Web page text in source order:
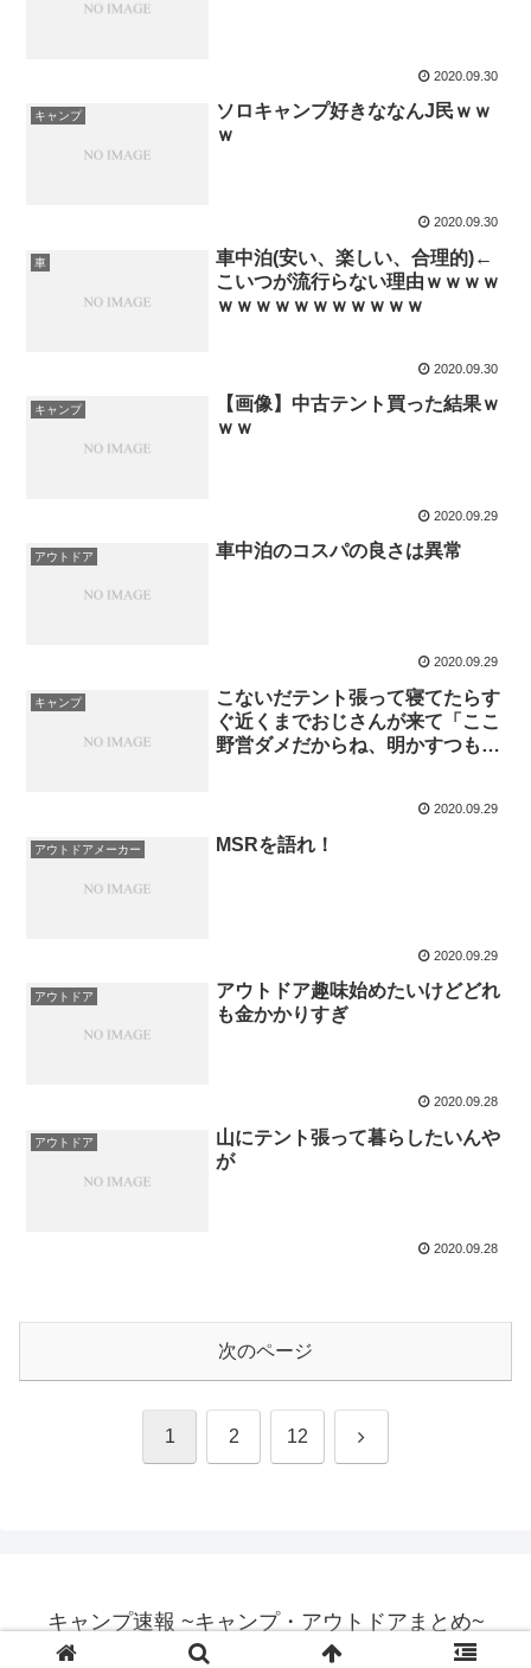
2020.09.30
キャンプ
ソロキャンプ好きななんJ民ｗｗ
ｗ
2020.09.30
車
車中泊(安い、楽しい、合理的)←
こいつが流行らない理由ｗｗｗｗ
ｗｗｗｗｗｗｗｗｗｗｗ
2020.09.30
キャンプ
【画像】中古テント買った結果ｗ
ｗｗ
2020.09.29
アウトドア 車中泊のコスパの良さは異常
2020.09.29
キャンプ
こないだテント張って寝てたらす
ぐ近くまでおじさんが来て「ここ
野営ダメだからね、明かすつもり
2020.09.29
アウトドアメーカー MSRを語れ！
2020.09.29
アウトドア
アウトドア趣味始めたいけどどれ
も金かかりすぎ
2020.09.28
アウトドア
山にテント張って暮らしたいんや
が
2020.09.28
次のページ
1 2 12 次
キャンプ速報 ~キャンプ・アウトドアまとめ~
© 2017 キャンプ速報 ~キャンプ・アウトドアまとめ~.